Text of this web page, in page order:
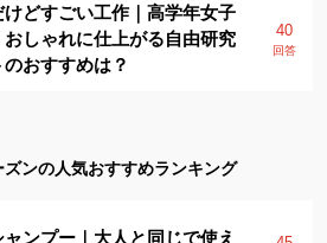
けどすごい工作｜高学年女子
おしゃれに仕上がる自由研究
のおすすめは？
40
回答
ズンの人気おすすめランキング
ンプー｜大人と同じで使え